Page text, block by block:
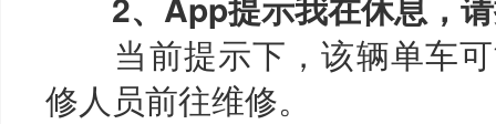
当前提示下，该辆单车可
修人员前往维修。